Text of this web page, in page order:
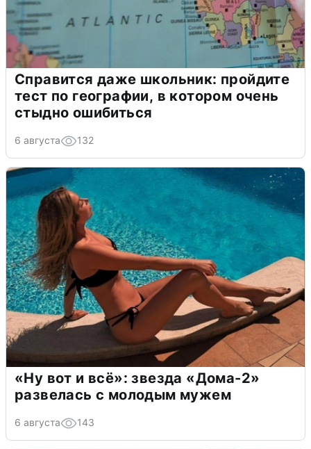
Справится даже школьник: пройдите
тест по географии, в котором очень
стыдно ошибиться
6 августа 132
«Ну вот и всё»: звезда «Дома-2»
развелась с молодым мужем
6 августа 143